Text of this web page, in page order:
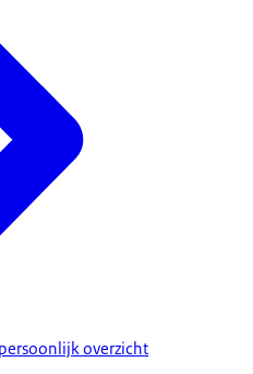
overzicht